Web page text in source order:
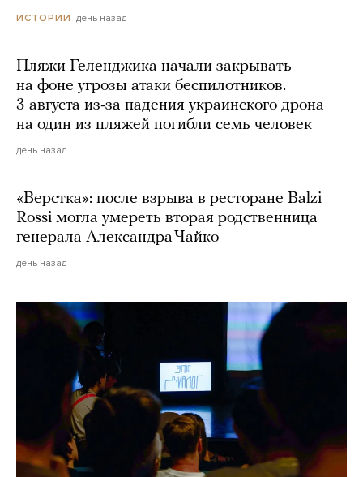
ИСТОРИИ день назад
Пляжи Геленджика начали закрывать
на фоне угрозы атаки беспилотников.
3 августа из-за падения украинского дрона
на один из пляжей погибли семь человек
день назад
«Верстка»: после взрыва в ресторане Balzi
Rossi могла умереть вторая родственница
генерала Александра Чайко
день назад